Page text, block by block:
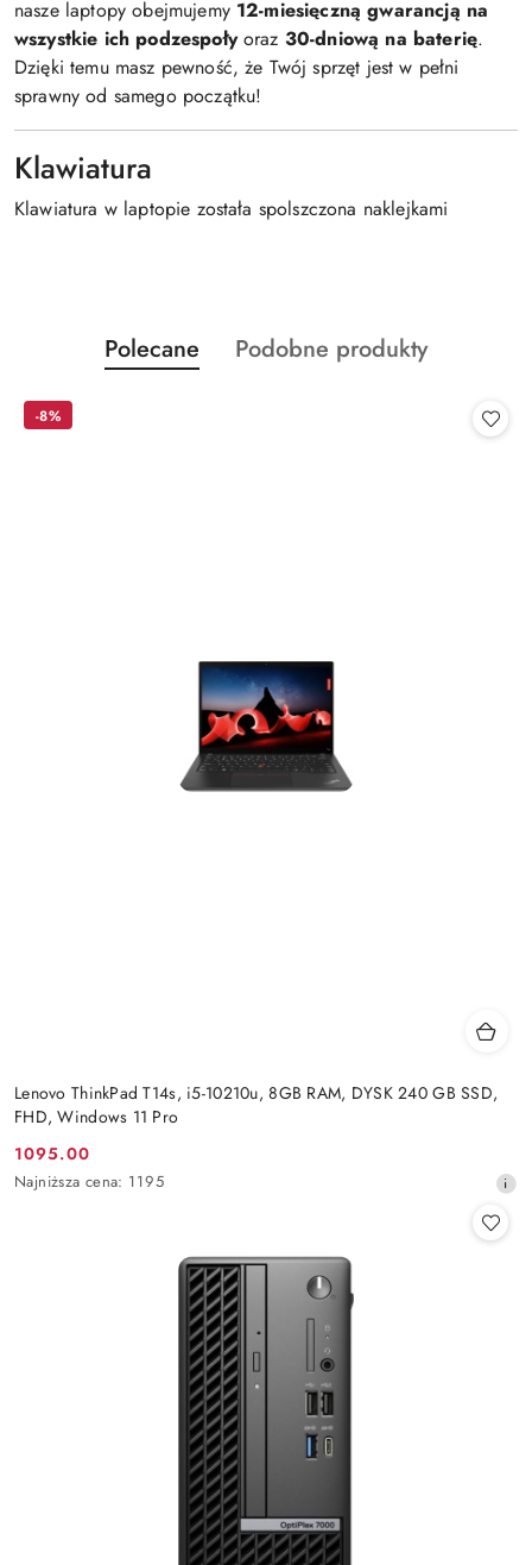
nasze laptopy obejmujemy 12-miesięczną gwarancją na
wszystkie ich podzespoły oraz 30-dniową na baterię.
Dzięki temu masz pewność, że Twój sprzęt jest w pełni
sprawny od samego początku!
Klawiatura
Klawiatura w laptopie została spolszczona naklejkami
Pomiń karuzelę produktów
Produkty
o
Polecane
Produkty
Podobne produkty
Lenovo ThinkPad T14s, i5-10210u, 8GB RAM, DYSK 240 GB SSD,
FHD, Windows 11 Pro
Cena
promocyjna:
1095.00
Najniższa
Najniższa cena: 1195
-8%